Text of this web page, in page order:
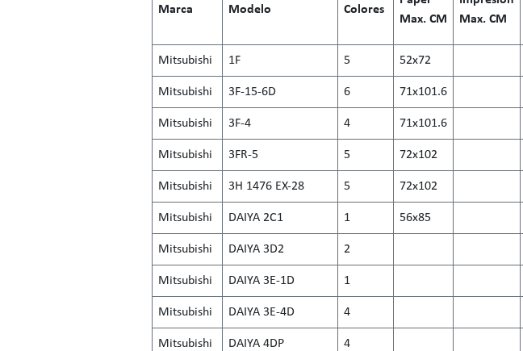
Marca Modelo Colores
Max. CM
Max. CM
Mitsubishi 1F 5 52x72
Mitsubishi 3F-15-6D 6 71x101.6
Mitsubishi 3F-4 4 71x101.6
Mitsubishi 3FR-5 5 72x102
Mitsubishi 3H 1476 EX-28 5 72x102
Mitsubishi DAIYA 2C1 1 56x85
Mitsubishi DAIYA 3D2 2
Mitsubishi DAIYA 3E-1D 1
Mitsubishi DAIYA 3E-4D 4
Mitsubishi DAIYA 4DP 4